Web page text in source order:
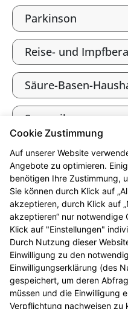
Parkinson
Reise- und
Säure-Basen-
Spagyrik
Tee und Heilkräuter
Vitalstoffe
Vitamine,
Spurenelemente
Wohlbefinden
Zahnpflege und
Cookie Zustimmung
Auf unserer Website
Angebote zu optimieren.
benötigen Ihre Zustimmung,
Sie können durch Klick auf
akzeptieren, durch Klick auf
akzeptieren“ nur
Klick auf "Einstellungen"
Durch Nutzung dieser
Einwilligung zu den
Einwilligungserklärung (des
gespeichert, um deren
müssen und die Einwilligung
Verpflichtung nachweisen zu